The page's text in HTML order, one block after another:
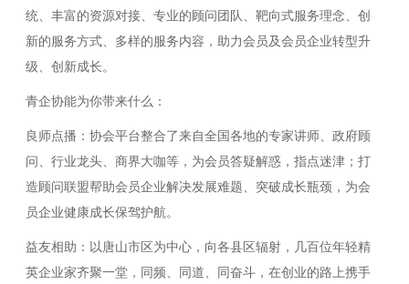
统、丰富的资源对接、专业的顾问团队、靶向式服务理念、创
新的服务方式、多样的服务内容，助力会员及会员企业转型升
级、创新成长。
青企协能为你带来什么：
良师点播：协会平台整合了来自全国各地的专家讲师、政府顾
问、行业龙头、商界大咖等，为会员答疑解惑，指点迷津；打
造顾问联盟帮助会员企业解决发展难题、突破成长瓶颈，为会
员企业健康成长保驾护航。
益友相助：以唐山市区为中心，向各县区辐射，几百位年轻精
英企业家齐聚一堂，同频、同道、同奋斗，在创业的路上携手